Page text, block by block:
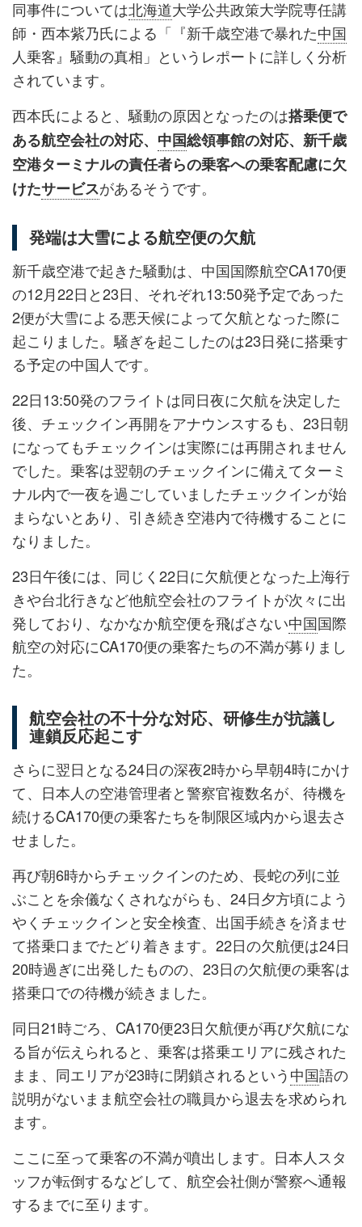
同事件については北海道大学公共政策大学院専任講
師・西本紫乃氏による「『新千歳空港で暴れた中国
人乗客』騒動の真相」というレポートに詳しく分析
されています。
西本氏によると、騒動の原因となったのは搭乗便で
ある航空会社の対応、 中国総領事館の対応、新千歳
空港ターミナルの責任者らの乗客への乗客配慮に欠
けたサービスがあるそうです。
発端は大雪による航空便の欠航
新千歳空港で起きた騒動は、中国国際航空CA170便
の12月22日と23日、それぞれ13:50発予定であった
2便が大雪による悪天候によって欠航となった際に
起こりました。騒ぎを起こしたのは23日発に搭乗す
る予定の中国人です。
22日13:50発のフライトは同日夜に欠航を決定した
後、チェックイン再開をアナウンスするも、23日朝
になってもチェックインは実際には再開されません
でした。乗客は翌朝のチェックインに備えてターミ
ナル内で一夜を過ごしていましたチェックインが始
まらないとあり、引き続き空港内で待機することに
なりました。
23日午後には、同じく22日に欠航便となった上海行
きや台北行きなど他航空会社のフライトが次々に出
発しており、なかなか航空便を飛ばさない中国国際
航空の対応にCA170便の乗客たちの不満が募りまし
た。
航空会社の不十分な対応、研修生が抗議し
連鎖反応起こす
さらに翌日となる24日の深夜2時から早朝4時にかけ
て、日本人の空港管理者と警察官複数名が、待機を
続けるCA170便の乗客たちを制限区域内から退去さ
せました。
再び朝6時からチェックインのため、長蛇の列に並
ぶことを余儀なくされながらも、24日夕方頃によう
やくチェックインと安全検査、出国手続きを済ませ
て搭乗口までたどり着きます。22日の欠航便は24日
20時過ぎに出発したものの、23日の欠航便の乗客は
搭乗口での待機が続きました。
同日21時ごろ、CA170便23日欠航便が再び欠航にな
る旨が伝えられると、乗客は搭乗エリアに残された
まま、同エリアが23時に閉鎖されるという中国語の
説明がないまま航空会社の職員から退去を求められ
ます。
ここに至って乗客の不満が噴出します。日本人スタ
ッフが転倒するなどして、航空会社側が警察へ通報
するまでに至ります。